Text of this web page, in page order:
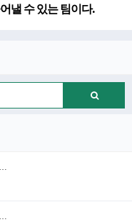
낼 수 있는 팀이다.
…
…